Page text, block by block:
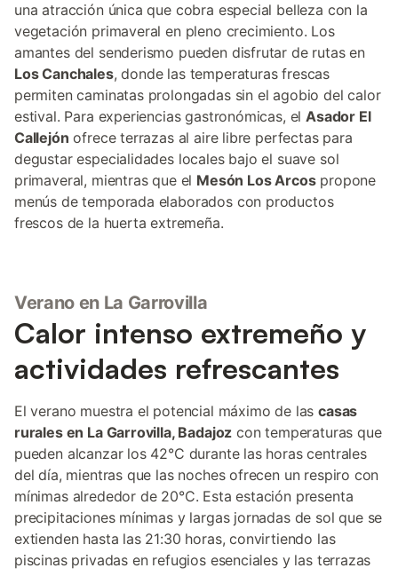
una atracción única que cobra especial belleza con la
vegetación primaveral en pleno crecimiento. Los
amantes del senderismo pueden disfrutar de rutas en
Los Canchales, donde las temperaturas frescas
permiten caminatas prolongadas sin el agobio del calor
estival. Para experiencias gastronómicas, elAsador El
Callejón ofrece terrazas al aire libre perfectas para
degustar especialidades locales bajo el suave sol
primaveral, mientras que el Mesón Los Arcospropone
menús de temporada elaborados con productos
frescos de la huerta extremeña.
Verano en La Garrovilla
Calor intenso extremeño y
actividades refrescantes
El verano muestra el potencial máximo de lascasas
rurales en La Garrovilla, Badajoz con temperaturas que
pueden alcanzar los 42°C durante las horas centrales
del día, mientras que las noches ofrecen un respiro con
mínimas alrededor de 20°C. Esta estación presenta
precipitaciones mínimas y largas jornadas de sol que se
extienden hasta las 21:30 horas, convirtiendo las
piscinas privadas en refugios esenciales y las terrazas